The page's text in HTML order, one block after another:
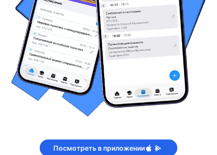
Посмотреть в приложении